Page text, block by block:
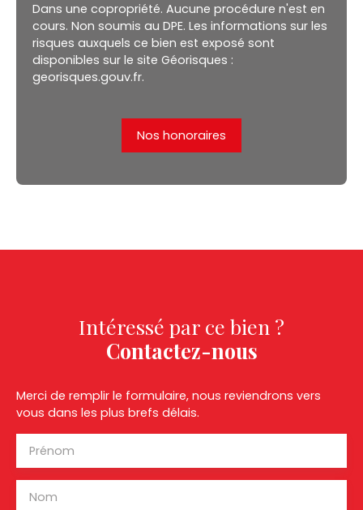
Dans une copropriété. Aucune procédure n'est en
cours. Non soumis au DPE. Les informations sur les
risques auxquels ce bien est exposé sont
disponibles sur le site Géorisques :
georisques.gouv.fr.
Nos honoraires
Intéressé par ce bien ?
Contactez-nous
Merci de remplir le formulaire, nous reviendrons vers
vous dans les plus brefs délais.
Prénom
Nom